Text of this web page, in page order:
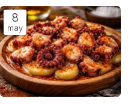
8
may